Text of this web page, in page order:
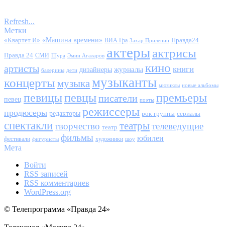
Refresh...
Метки
«Квартет И» «Машина времени» ВИА Гра Захар Прилепин Правда24
Правда 24 СМИ Шура Эмин Агаларов актерыактрисы
артисты балерины дети дизайнеры журналы кино книги
концерты музыка музыканты мюзиклы новые альбомы
певец певицыпевцыписатели поэты премьеры
продюсеры редакторы режиссеры рок-группы сериалы
спектаклитворчество театр театрытелеведущие
фестивали фигуристы фильмы художники шоу юбилеи
Мета
Войти
RSS записей
RSS комментариев
WordPress.org
© Телепрограмма «Правда 24»